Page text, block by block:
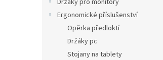
Držáky pro monitory
Ergonomické příslušenství
Opěrka předloktí
Držáky pc
Stojany na tablety